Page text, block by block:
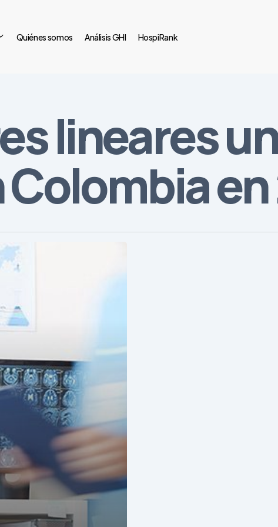
Quiénes somos Análisis GHI HospiRank
lineares
Colombia